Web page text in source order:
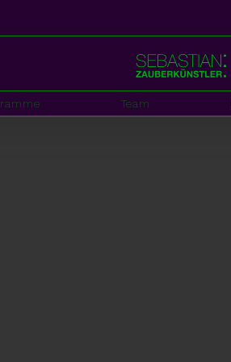
Team